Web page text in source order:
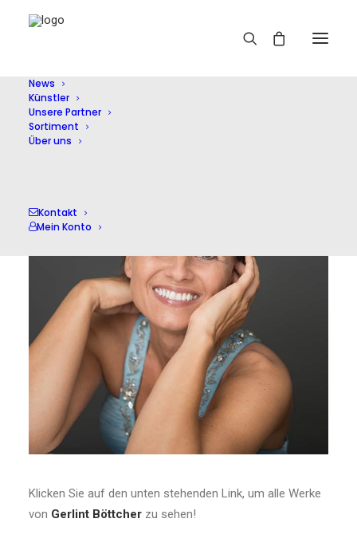
News
Künstler
Unsere Partner
Sortiment
Über uns
Kontakt
Mein Konto
Gerlint Böttcher
Klicken Sie auf den unten stehenden Link, um alle Werke
von Gerlint Böttcher zu sehen!